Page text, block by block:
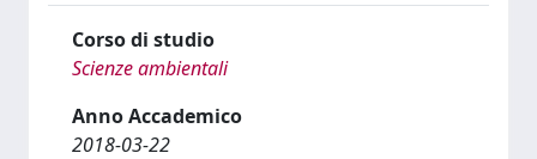
Corso di studio
Scienze ambientali
Anno Accademico
2018-03-22